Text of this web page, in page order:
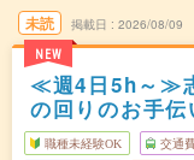
未読
NEW
掲載日 2026/08/09
≪週4日5h～≫
の回りのお手伝
職種未経験OK 交通